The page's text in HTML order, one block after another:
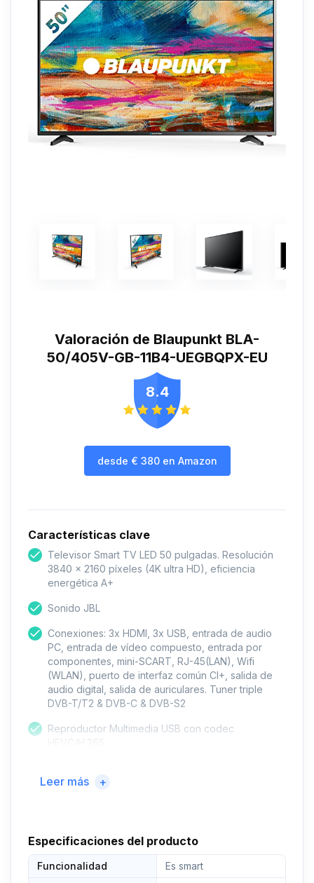
Valoración de Blaupunkt BLA-
50/405V-GB-11B4-UEGBQPX-EU
8.4
desde € 380en Amazon
Características clave
Televisor Smart TV LED 50 pulgadas. Resolución
3840 x 2160 píxeles (4K ultra HD), eficiencia
energética A+
Sonido JBL
Conexiones: 3x HDMI, 3x USB, entrada de audio
PC, entrada de vídeo compuesto, entrada por
componentes, mini-SCART, RJ-45(LAN), Wifi
(WLAN), puerto de interfaz común CI+, salida de
audio digital, salida de auriculares. Tuner triple
DVB-T/T2 & DVB-C & DVB-S2
Reproductor Multimedia USB con codec
Dimensión con peana: 1124,0 x 696,4 x 244,7 mm
Tipo de conectividad: Wireless
Leer más +
Especificaciones del producto
Funcionalidad
Es smart